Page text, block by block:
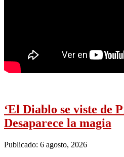
‘El Diablo se viste de
Desaparece la magia
Publicado: 6 agosto, 2026